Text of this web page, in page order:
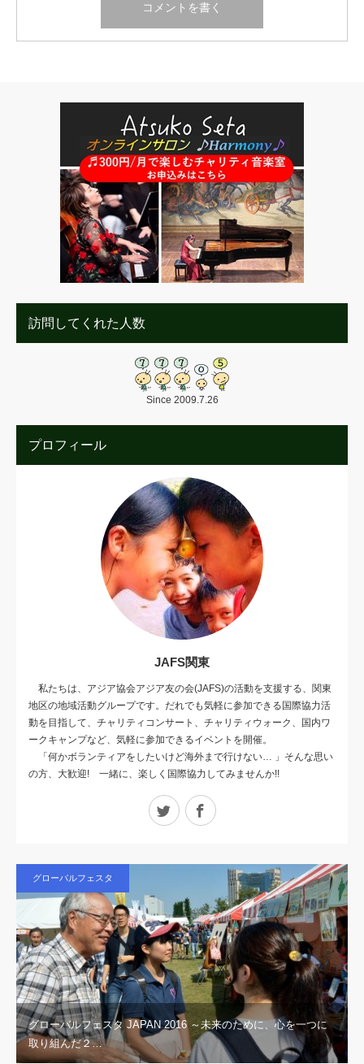
訪問してくれた人数
Since 2009.7.26
プロフィール
JAFS関東
私たちは、アジア協会アジア友の会(JAFS)の活動を支援する、関東
地区の地域活動グループです。だれでも気軽に参加できる国際協力活
動を目指して、チャリティコンサート、チャリティウォーク、国内ワ
ークキャンプなど、気軽に参加できるイベントを開催。
「何かボランティアをしたいけど海外まで行けない… 」そんな思い
の方、大歓迎! 一緒に、楽しく国際協力してみませんか!!
Twitter Facebook
グローバルフェスタ
グローバルフェスタ JAPAN 2016 ～未来のために、心を一つに
取り組んだ２…